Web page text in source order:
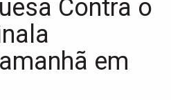
l
Contra o
em